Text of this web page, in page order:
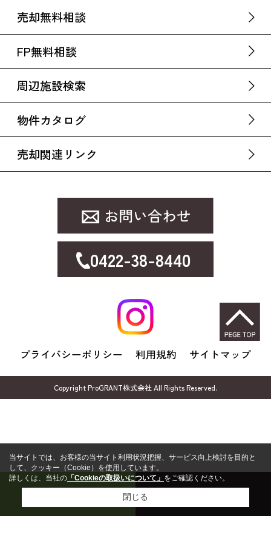
売却無料相談
FP無料相談
周辺施設検索
物件カタログ
売却関連リンク
0422-38-8440
プライバシーポリシー 利用規約 サイトマップ
Copyright ProGRANT株式会社 All Rights Reserved.
当サイトでは、お客様の当サイト利用状況把握、サービス向上検討を目的と
して、クッキー（Cookie）を使用しています。
詳しくは、当社の 「Cookieの取扱いについて」 をご確認ください。
閉じる